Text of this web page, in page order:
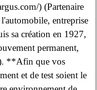
) (Partenaire
entreprise
sa création en 1927,
permanent,
**Afin que vos
et de test soient le